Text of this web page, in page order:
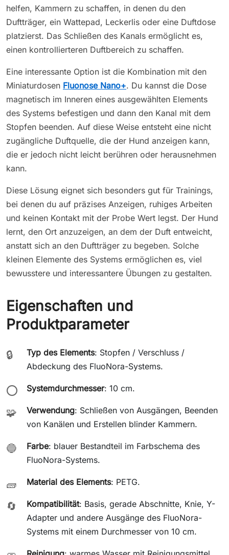
helfen, Kammern zu schaffen, in denen du den
Duftträger, ein Wattepad, Leckerlis oder eine Duftdose
platzierst. Das Schließen des Kanals ermöglicht es,
einen kontrollierteren Duftbereich zu schaffen.
Eine interessante Option ist die Kombination mit den
Miniaturdosen Fluonose Nano+. Du kannst die Dose
magnetisch im Inneren eines ausgewählten Elements
des Systems befestigen und dann den Kanal mit dem
Stopfen beenden. Auf diese Weise entsteht eine nicht
zugängliche Duftquelle, die der Hund anzeigen kann,
die er jedoch nicht leicht berühren oder herausnehmen
kann.
Diese Lösung eignet sich besonders gut für Trainings,
bei denen du auf präzises Anzeigen, ruhiges Arbeiten
und keinen Kontakt mit der Probe Wert legst. Der Hund
lernt, den Ort anzuzeigen, an dem der Duft entweicht,
anstatt sich an den Duftträger zu begeben. Solche
kleinen Elemente des Systems ermöglichen es, viel
bewusstere und interessantere Übungen zu gestalten.
Eigenschaften und
Produktparameter
🔒 Typ des Elements: Stopfen / Verschluss /
Abdeckung des FluoNora-Systems.
⭕ Systemdurchmesser: 10 cm.
🧩 Verwendung: Schließen von Ausgängen, Beenden
von Kanälen und Erstellen blinder Kammern.
🔵 Farbe: blauer Bestandteil im Farbschema des
FluoNora-Systems.
🧱 Material des Elements: PETG.
🔄 Kompatibilität: Basis, gerade Abschnitte, Knie, Y-
Adapter und andere Ausgänge des FluoNora-
Systems mit einem Durchmesser von 10 cm.